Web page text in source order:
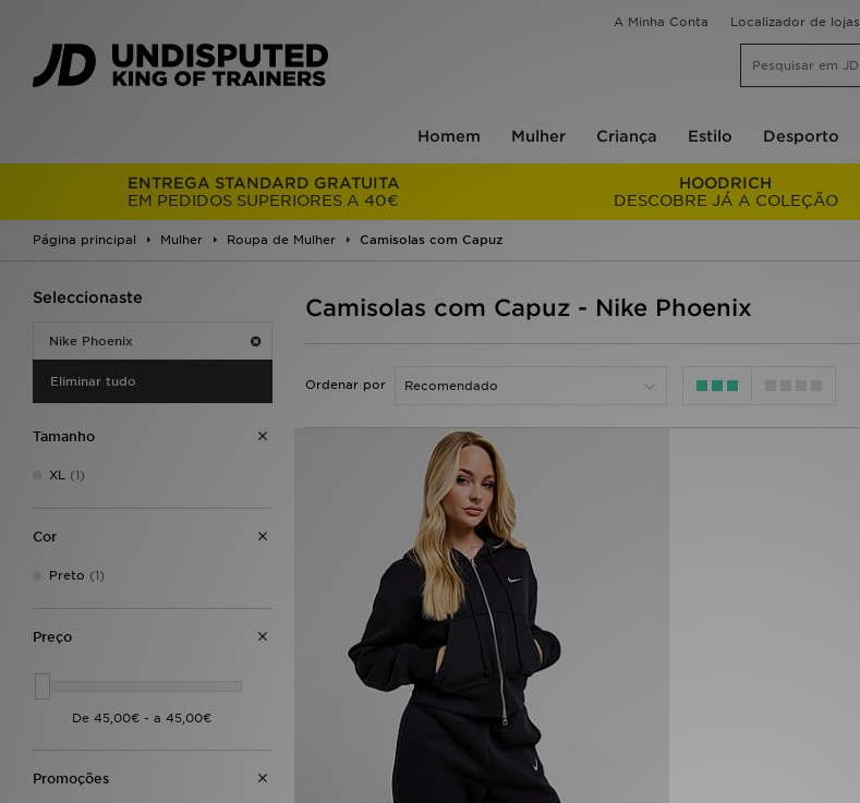
A Minha Conta Localizador de lojas
Homem Mulher Criança Estilo Desporto
ENTREGA STANDARD GRATUITA
EM PEDIDOS SUPERIORES A 40€
HOODRICH
DESCOBRE JÁ A COLEÇÃO
Página principal Mulher Roupa de Mulher Camisolas com Capuz
Seleccionaste
Nike Phoenix
Eliminar tudo
Tamanho
XL (1)
Cor
Preto (1)
Preço
Promoções
Camisolas com Capuz - Nike Phoenix
Ordenar por